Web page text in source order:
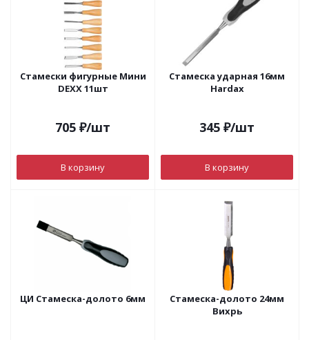
Стамески фигурные Мини
DEXX 11шт
705 ₽/шт
В корзину
Стамеска ударная 16мм
Hardax
345 ₽/шт
В корзину
ЦИ Стамеска-долото 6мм
Стамеска-долото 24мм
Вихрь